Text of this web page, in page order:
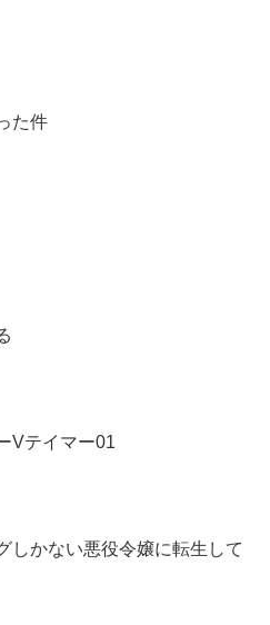
た件
Vテイマー01
しかない悪役令嬢に転生して